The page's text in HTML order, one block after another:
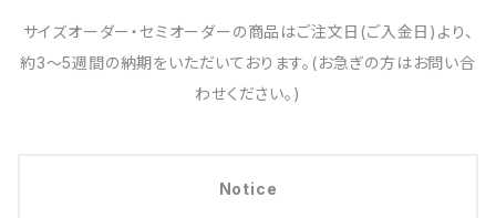
サイズオーダー・セミオーダーの商品はご注文日(ご入金日)より、
約3～5週間の納期をいただいております。(お急ぎの方はお問い合
わせください。)
Notice